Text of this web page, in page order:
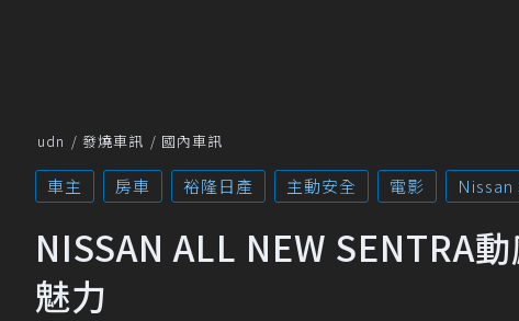
udn 發燒車訊 國內車訊
車主 房車 裕隆日產 主動安全 電影
NISSAN ALL NEW SENTRA
魅力